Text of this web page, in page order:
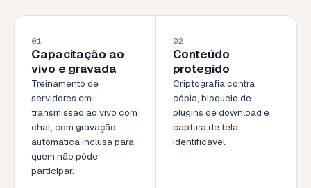
01
Capacitação ao
vivo e gravada
Treinamento de
servidores em
transmissão ao vivo com
chat, com gravação
automática inclusa para
quem não pôde
participar.
02
Conteúdo
protegido
Criptografia contra
cópia, bloqueio de
plugins de download e
captura de tela
identificável.